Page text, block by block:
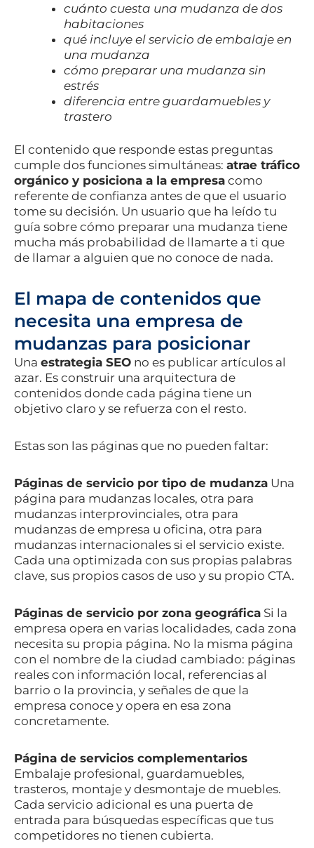
cuánto cuesta una mudanza de dos
habitaciones
qué incluye el servicio de embalaje en
una mudanza
cómo preparar una mudanza sin
estrés
diferencia entre guardamuebles y
trastero
El contenido que responde estas preguntas
cumple dos funciones simultáneas: atrae tráfico
orgánico y posiciona a la empresa como
referente de confianza antes de que el usuario
tome su decisión. Un usuario que ha leído tu
guía sobre cómo preparar una mudanza tiene
mucha más probabilidad de llamarte a ti que
de llamar a alguien que no conoce de nada.
El mapa de contenidos que
necesita una empresa de
mudanzas para posicionar
Una estrategia SEO no es publicar artículos al
azar. Es construir una arquitectura de
contenidos donde cada página tiene un
objetivo claro y se refuerza con el resto.
Estas son las páginas que no pueden faltar:
Páginas de servicio por tipo de mudanza Una
página para mudanzas locales, otra para
mudanzas interprovinciales, otra para
mudanzas de empresa u oficina, otra para
mudanzas internacionales si el servicio existe.
Cada una optimizada con sus propias palabras
clave, sus propios casos de uso y su propio CTA.
Páginas de servicio por zona geográfica Si la
empresa opera en varias localidades, cada zona
necesita su propia página. No la misma página
con el nombre de la ciudad cambiado: páginas
reales con información local, referencias al
barrio o la provincia, y señales de que la
empresa conoce y opera en esa zona
concretamente.
Página de servicios complementarios
Embalaje profesional, guardamuebles,
trasteros, montaje y desmontaje de muebles.
Cada servicio adicional es una puerta de
entrada para búsquedas específicas que tus
competidores no tienen cubierta.